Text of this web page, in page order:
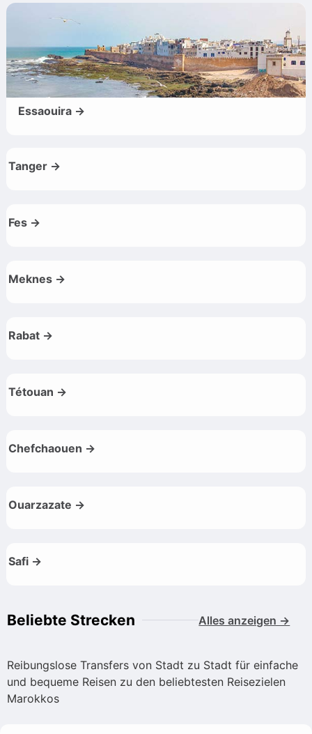
Essaouira →
Tanger →
Fes →
Meknes →
Rabat →
Tétouan →
Chefchaouen →
Ouarzazate →
Safi →
Beliebte Strecken Alles anzeigen →
Reibungslose Transfers von Stadt zu Stadt für einfache
und bequeme Reisen zu den beliebtesten Reisezielen
Marokkos